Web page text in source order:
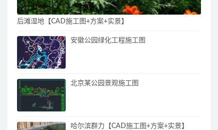
后滩湿地【CAD施工图+方案+实景】
安徽公园绿化工程施工图
北京某公园景观施工图
哈尔滨群力【CAD施工图+方案+实景】